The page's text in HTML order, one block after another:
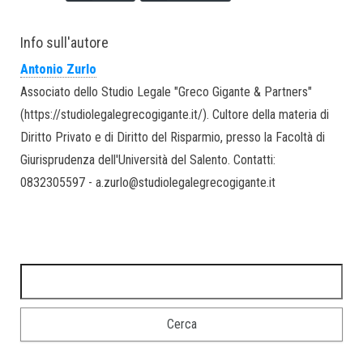
Info sull'autore
Antonio Zurlo
Associato dello Studio Legale "Greco Gigante & Partners"
(https://studiolegalegrecogigante.it/). Cultore della materia di
Diritto Privato e di Diritto del Risparmio, presso la Facoltà di
Giurisprudenza dell'Università del Salento. Contatti:
0832305597 - a.zurlo@studiolegalegrecogigante.it